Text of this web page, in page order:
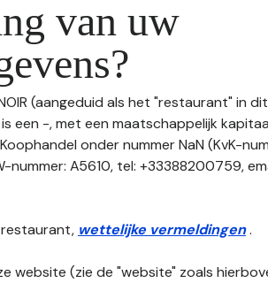
van uw
(aangeduid als het "restaurant" in dit
een -, met een maatschappelijk
onder nummer NaN (KvK-
nummer: A5610, tel: +33388200759,
wettelijke vermeldingen.
website (zie de "website" zoals